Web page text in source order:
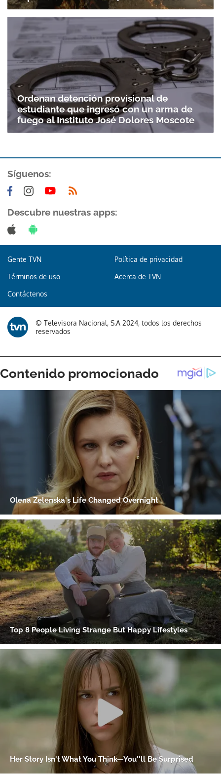
Gracias por suscribirte a nuestro boletín.
Ordenan detención provisional de
estudiante que ingresó con un arma de
fuego al Instituto José Dolores Moscote
Síguenos:
Descubre nuestras apps:
Gente TVN Política de privacidad
Términos de uso Acerca de TVN
Contáctenos
© Televisora Nacional, S.A 2024, todos los derechos
reservados